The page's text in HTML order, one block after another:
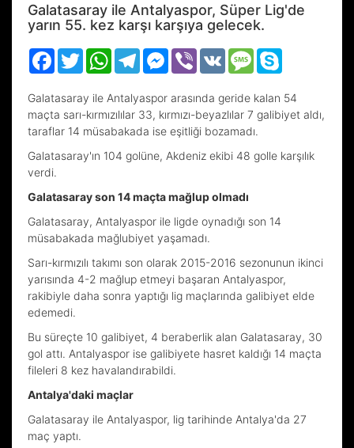
Galatasaray ile Antalyaspor, Süper Lig'de
yarın 55. kez karşı karşıya gelecek.
Facebook
TwitterWhatsAppTelegramMessenger
Viber VK Message
Galatasaray ile Antalyaspor arasında geride kalan 54
maçta sarı-kırmızılılar 33, kırmızı-beyazlılar 7 galibiyet aldı,
taraflar 14 müsabakada ise eşitliği bozamadı.
Galatasaray'ın 104 golüne, Akdeniz ekibi 48 golle karşılık
verdi.
Galatasaray son 14 maçta mağlup olmadı
Galatasaray, Antalyaspor ile ligde oynadığı son 14
müsabakada mağlubiyet yaşamadı.
Sarı-kırmızılı takımı son olarak 2015-2016 sezonunun ikinci
yarısında 4-2 mağlup etmeyi başaran Antalyaspor,
rakibiyle daha sonra yaptığı lig maçlarında galibiyet elde
edemedi.
Bu süreçte 10 galibiyet, 4 beraberlik alan Galatasaray, 30
gol attı. Antalyaspor ise galibiyete hasret kaldığı 14 maçta
fileleri 8 kez havalandırabildi.
Antalya'daki maçlar
Galatasaray ile Antalyaspor, lig tarihinde Antalya'da 27
maç yaptı.